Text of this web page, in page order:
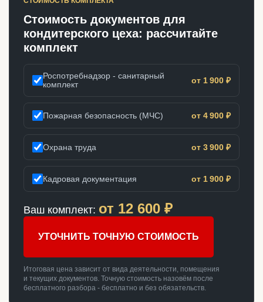
Стоимость документов для
кондитерского цеха: рассчитайте
комплект
Роспотребнадзор - санитарный
комплект
от 1 900 ₽
Пожарная безопасность (МЧС) от 4 900 ₽
Охрана труда от 3 900 ₽
Кадровая документация от 1 900 ₽
Ваш комплект: от 12 600 ₽
УТОЧНИТЬ ТОЧНУЮ СТОИМОСТЬ
Итоговая цена зависит от вида деятельности, помещения
и текущих документов. Точную стоимость назовём после
бесплатного разбора - бесплатно и без обязательств.